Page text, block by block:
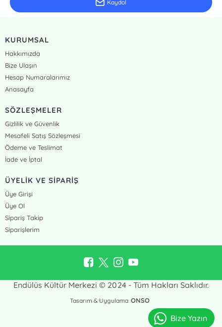
Kaydol
KURUMSAL
Hakkımızda
Bize Ulaşın
Hesap Numaralarımız
Anasayfa
SÖZLEŞMELER
Gizlilik ve Güvenlik
Mesafeli Satış Sözleşmesi
Ödeme ve Teslimat
İade ve İptal
ÜYELİK VE SİPARİŞ
Üye Girişi
Üye Ol
Sipariş Takip
Siparişlerim
Endülüs Kültür Merkezi © 2024 - Tüm Hakları Saklıdır.
Tasarım & Uygulama ONSO
Bize Yazın